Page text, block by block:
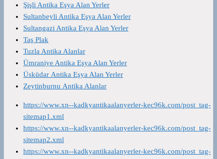
Şişli Antika Eşya Alan Yerler
Sultanbeyli Antika Eşya Alan Yerler
Sultangazi Antika Eşya Alan Yerler
Taş Plak
Tuzla Antika Alanlar
Ümraniye Antika Eşya Alan Yerler
Üsküdar Antika Eşya Alan Yerler
Zeytinburnu Antika Alanlar
https://www.xn--kadkyantikaalanyerler-kec96k.com/post_tag-
sitemap1.xml
https://www.xn--kadkyantikaalanyerler-kec96k.com/post_tag-
sitemap2.xml
https://www.xn--kadkyantikaalanyerler-kec96k.com/post_tag-